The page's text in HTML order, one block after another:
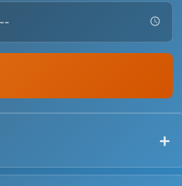
年、紀月、紀時嘅一套符號系